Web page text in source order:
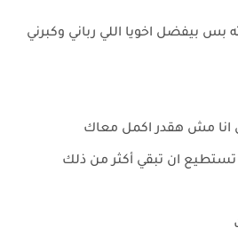
بيفضل اخويا اللي رباني وكبرني
انا مش هقدر اكمل معاك
ان تبقي أكثر من ذلك